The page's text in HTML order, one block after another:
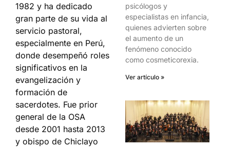
1982 y ha dedicado
gran parte de su vida al
servicio pastoral,
especialmente en Perú,
donde desempeñó roles
significativos en la
evangelización y
formación de
sacerdotes. Fue prior
general de la OSA
desde 2001 hasta 2013
y obispo de Chiclayo
psicólogos y
especialistas en infancia,
quienes advierten sobre
el aumento de un
fenómeno conocido
como cosmeticorexia.
Ver artículo »